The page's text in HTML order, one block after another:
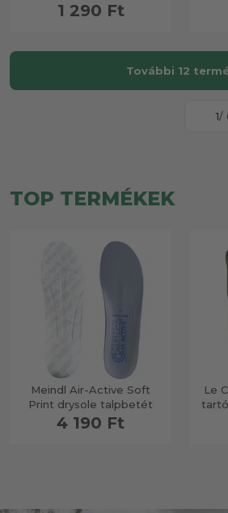
1 290 Ft
További 12
/
TOP TERMÉKEK
Meindl Air-Active Soft
Print drysole talpbetét
4 190 Ft
Le